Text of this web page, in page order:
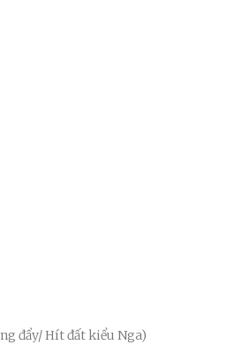
đẩy/ Hít đất kiểu Nga)